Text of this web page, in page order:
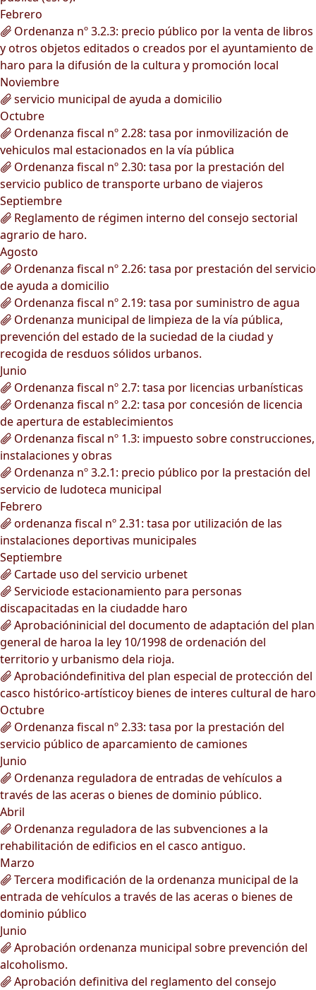
Febrero
Ordenanza nº 3.2.3: precio público por la venta de libros
y otros objetos editados o creados por el ayuntamiento de
haro para la difusión de la cultura y promoción local
Noviembre
servicio municipal de ayuda a domicilio
Octubre
Ordenanza fiscal nº 2.28: tasa por inmovilización de
vehiculos mal estacionados en la vía pública
Ordenanza fiscal nº 2.30: tasa por la prestación del
servicio publico de transporte urbano de viajeros
Septiembre
Reglamento de régimen interno del consejo sectorial
agrario de haro.
Agosto
Ordenanza fiscal nº 2.26: tasa por prestación del servicio
de ayuda a domicilio
Ordenanza fiscal nº 2.19: tasa por suministro de agua
Ordenanza municipal de limpieza de la vía pública,
prevención del estado de la suciedad de la ciudad y
recogida de resduos sólidos urbanos.
Junio
Ordenanza fiscal nº 2.7: tasa por licencias urbanísticas
Ordenanza fiscal nº 2.2: tasa por concesión de licencia
de apertura de establecimientos
Ordenanza fiscal nº 1.3: impuesto sobre construcciones,
instalaciones y obras
Ordenanza nº 3.2.1: precio público por la prestación del
servicio de ludoteca municipal
Febrero
ordenanza fiscal nº 2.31: tasa por utilización de las
instalaciones deportivas municipales
Septiembre
Cartade uso del servicio urbenet
Serviciode estacionamiento para personas
discapacitadas en la ciudadde haro
Aprobacióninicial del documento de adaptación del plan
general de haroa la ley 10/1998 de ordenación del
territorio y urbanismo dela rioja.
Aprobacióndefinitiva del plan especial de protección del
casco histórico-artísticoy bienes de interes cultural de haro
Octubre
Ordenanza fiscal nº 2.33: tasa por la prestación del
servicio público de aparcamiento de camiones
Junio
Ordenanza reguladora de entradas de vehículos a
través de las aceras o bienes de dominio público.
Abril
Ordenanza reguladora de las subvenciones a la
rehabilitación de edificios en el casco antiguo.
Marzo
Tercera modificación de la ordenanza municipal de la
entrada de vehículos a través de las aceras o bienes de
dominio público
Junio
Aprobación ordenanza municipal sobre prevención del
alcoholismo.
Aprobación definitiva del reglamento del consejo